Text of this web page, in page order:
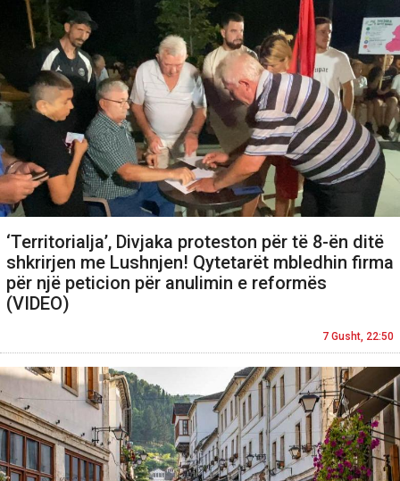
‘Territorialja’, Divjaka proteston për të 8-ën ditë
shkrirjen me Lushnjen! Qytetarët mbledhin firma
për një peticion për anulimin e reformës
(VIDEO)
7 Gusht, 22:50